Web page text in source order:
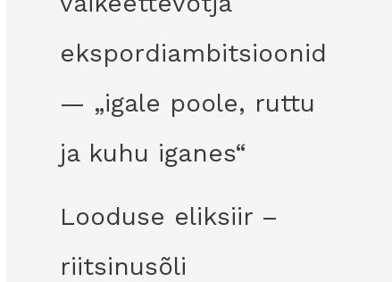
ekspordiambitsioonid
— „igale poole, ruttu
ja kuhu iganes“
Looduse eliksiir –
riitsinusõli